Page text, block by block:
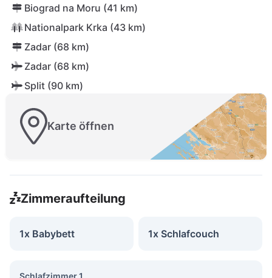
Biograd na Moru (41 km)
Nationalpark Krka (43 km)
Zadar (68 km)
Zadar (68 km)
Split (90 km)
Karte öffnen
Zimmeraufteilung
1x Babybett 1x Schlafcouch
Schlafzimmer 1